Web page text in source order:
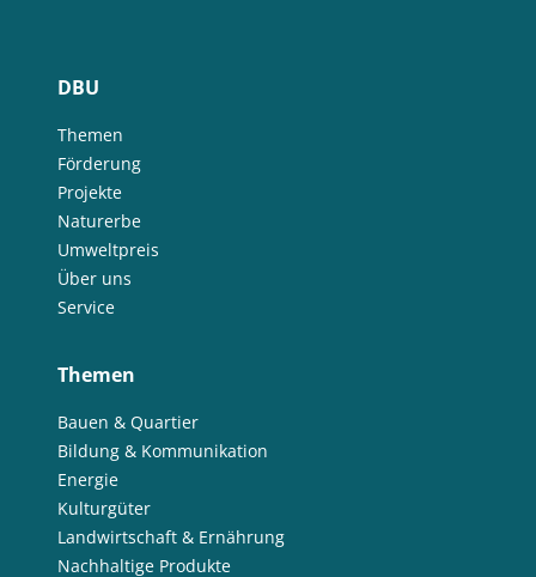
DBU
Themen
Förderung
Projekte
Naturerbe
Umweltpreis
Über uns
Service
Themen
Bauen & Quartier
Bildung & Kommunikation
Energie
Kulturgüter
Landwirtschaft & Ernährung
Nachhaltige Produkte